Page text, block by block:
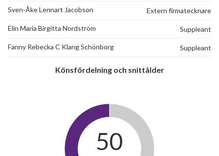
Sven-Åke Lennart Jacobson Extern firmatecknare
Elin Maria Birgitta Nordström Suppleant
Fanny Rebecka C Klang Schönborg Suppleant
Könsfördelning och snittålder
50